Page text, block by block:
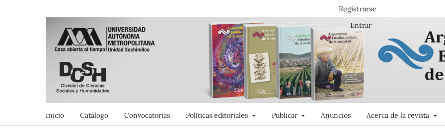
Inicio Catálogo Convocatorias Políticas editoriales Publicar Anuncios Acerca de la revista
Registrarse
Entrar